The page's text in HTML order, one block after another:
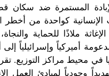
كواحدة من أخطر
ملاذًا للحماية
أميركياً
في محيط مراكز التوزيع.
وجودياً لمبادئ